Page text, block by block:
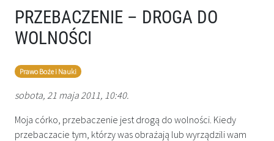
PRZEBACZENIE – DROGA DO
WOLNOŚCI
Prawo Boże i Nauki
sobota, 21 maja 2011, 10:40.
Moja córko, przebaczenie jest drogą do wolności. Kiedy
przebaczacie tym, którzy was obrażają lub wyrządzili wam